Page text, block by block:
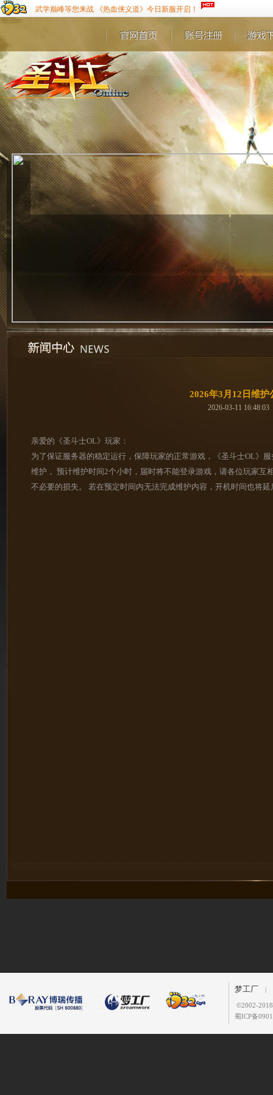
武学巅峰等您来战 《热血侠义道》今日新服开启！
2026年3月12日维护
2026-03-11 16:48:03
亲爱的《圣斗士OL》玩家：
为了保证服务器的稳定运行，保障玩家的正常游戏，《圣斗士OL》
维护， 预计维护时间2个小时，届时将不能登录游戏，请各位玩家互
不必要的损失。 若在预定时间内无法完成维护内容，开机时间也将
梦工厂 |
©2002-
蜀ICP备